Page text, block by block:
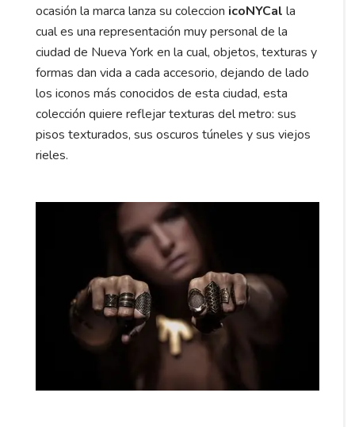
ocasión la marca lanza su coleccion icoNYCal la
cual es una representación muy personal de la
ciudad de Nueva York en la cual, objetos, texturas y
formas dan vida a cada accesorio, dejando de lado
los iconos más conocidos de esta ciudad, esta
colección quiere reflejar texturas del metro: sus
pisos texturados, sus oscuros túneles y sus viejos
rieles.